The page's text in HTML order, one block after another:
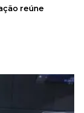
reúne